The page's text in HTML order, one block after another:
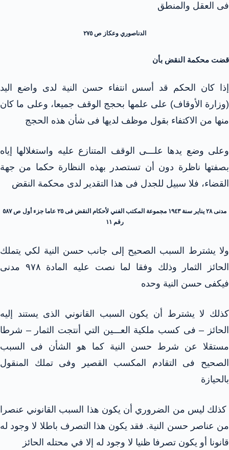
فى العقل والمنطق
الدناصوري وعكاز ص ٢٧٥
قضت محكمة النقض بأن
إذا كان الحكم قد أسس انتفاء حسن النية لدى واضع اليد
(وزارة الأوقاف) على علمها بحجج الوقف جميعا، وعلى ما كان
منها من الاكتفاء بقول موظف لديها فى شأن هذه الحجج
وعلى وضع يدها علـــى الوقف المتنازع عليه واستغلالها إياه
بصفتها ناظرة دون أن تستصدر بهذه النظارة حكما من جهة
القضاء، فلا سبيل للجدل فى هذا التقدير لدى محكمة النقض
مدنى ٢٨ يناير سنة ١٩٤٣ مجموعة المكتب الفني لأحكام النقض فى ٢٥ عاما جزء أول ص ٥٨٧
رقم ١١
ولا يشترط السبب الصحيح إلى جانب حسن النية لكي يتملك
الحائز الثمار وذلك وفقا لما نصت عليه المادة ۹۷۸ مدنى
فيكفى حسن النية وحده
كذلك لا يشترط أن يكون السبب القانوني الذى يستند إليه
الحائز – فى كسب ملكية العـــين التي أنتجت الثمار – شرطا
مستقلا عن شرط حسن النية كما هو الشأن فى السبب
الصحيح فى التقادم المكسب القصير وفى تملك المنقول
بالحيازة
كذلك ليس من الضروري أن يكون هذا السبب القانوني عنصرا
من عناصر حسن النية. فقد يكون هذا التصرف باطلا لا وجود له
قانونا أو يكون تصرفا ظنيا لا وجود له إلا في محتله الحائز